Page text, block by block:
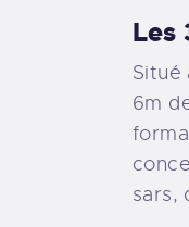
Les
Situé
6m
sars,